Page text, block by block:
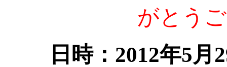
がとう
日時：2012年5月